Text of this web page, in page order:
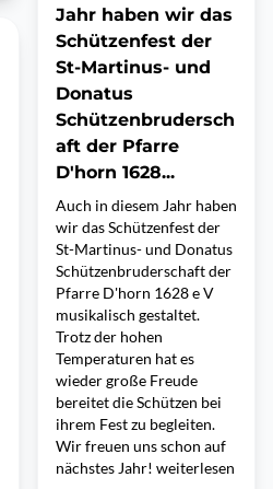
Jahr haben wir das
Schützenfest der
St-Martinus- und
Donatus
Schützenbrudersch
aft der Pfarre
D'horn 1628...
Auch in diesem Jahr haben
wir das Schützenfest der
St-Martinus- und Donatus
Schützenbruderschaft der
Pfarre D'horn 1628 e V
musikalisch gestaltet.
Trotz der hohen
Temperaturen hat es
wieder große Freude
bereitet die Schützen bei
ihrem Fest zu begleiten.
Wir freuen uns schon auf
nächstes Jahr! weiterlesen